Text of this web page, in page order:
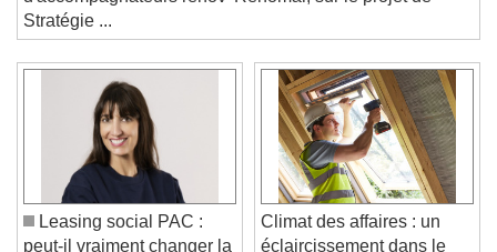
d'accompagnateurs rénov' Rénomar, sur le projet de
Stratégie ...
Leasing social PAC :
Climat des affaires : un